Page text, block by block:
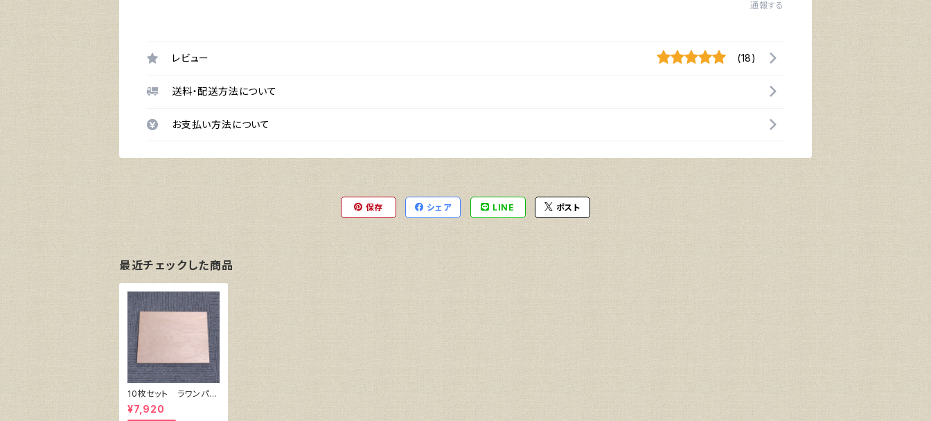
通報する
レビュー (18)
送料・配送方法について
お支払い方法について
保存 シェア LINE ポスト
最近チェックした商品
10枚セット ラワンパネ
ル F4号 333㎜×24
2㎜
¥7,920